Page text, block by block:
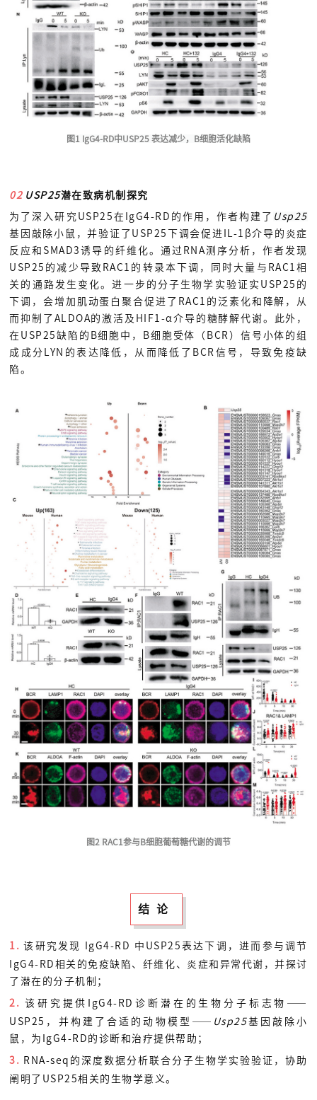
图1 IgG4-RD中USP25 表达减少，B细胞活化缺陷
02 USP25潜在致病机制探究
为了深入研究USP25在IgG4-RD的作用，作者构建了 Usp25
基因敲除小鼠，并验证了USP25下调会促进IL-1β介导的炎症
反应和SMAD3诱导的纤维化。通过RNA测序分析，作者发现
USP25的减少导致RAC1的转录本下调，同时大量与RAC1相
关的通路发生变化。进一步的分子生物学实验证实USP25的
下调，会增加肌动蛋白聚合促进了RAC1的泛素化和降解，从
而抑制了ALDOA的激活及HIF1-α介导的糖酵解代谢。此外，
在USP25缺陷的B细胞中，B细胞受体（BCR）信号小体的组
成成分LYN的表达降低，从而降低了BCR信号，导致免疫缺
陷。
图2 RAC1参与B细胞葡萄糖代谢的调节
结论
1.该研究发现 IgG4-RD 中USP25表达下调，进而参与调节
IgG4-RD相关的免疫缺陷、纤维化、炎症和异常代谢，并探讨
了潜在的分子机制；
2.该研究提供IgG4-RD诊断潜在的生物分子标志物——
USP25，并构建了合适的动物模型—— Usp25基因敲除小
鼠，为IgG4-RD的诊断和治疗提供帮助；
3. RNA-seq的深度数据分析联合分子生物学实验验证，协助
阐明了USP25相关的生物学意义。